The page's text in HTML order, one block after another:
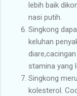
lebih baik
nasi putih.
Singkong
keluhan
stamina yang
Singkong
kolesterol.